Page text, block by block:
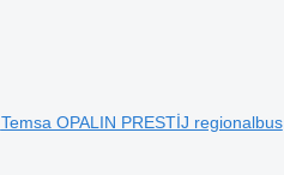
Temsa OPALIN PRESTİJ regionalbus